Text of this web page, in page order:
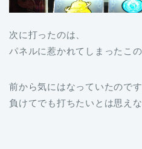
次に打ったのは、
パネルに惹かれてしまったこ
前から気にはなっていたのです
負けてでも打ちたいとは思え